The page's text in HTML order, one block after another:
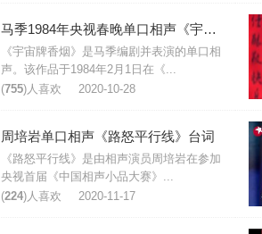
马季1984年央视春晚单口相声《宇宙牌香烟》台词
《宇宙牌香烟》是马季编剧并表演的单口相
声。该作品于1984年2月1日在《...
(755)人喜欢 2020-10-28
周培岩单口相声《路怒平行线》台词
《路怒平行线》是由相声演员周培岩在参加
央视首届《中国相声小品大赛》...
(224)人喜欢 2020-11-17